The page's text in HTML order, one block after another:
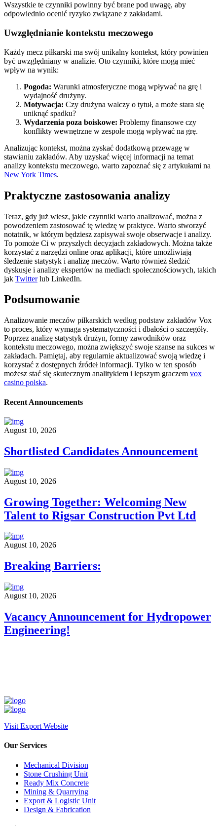
Wszystkie te czynniki powinny być brane pod uwagę, aby
odpowiednio ocenić ryzyko związane z zakładami.
Uwzględnianie kontekstu meczowego
Każdy mecz piłkarski ma swój unikalny kontekst, który powinien
być uwzględniany w analizie. Oto czynniki, które mogą mieć
wpływ na wynik:
Pogoda: Warunki atmosferyczne mogą wpływać na grę i
wydajność drużyny.
Motywacja: Czy drużyna walczy o tytuł, a może stara się
uniknąć spadku?
Wydarzenia poza boiskowe: Problemy finansowe czy
konflikty wewnętrzne w zespole mogą wpływać na grę.
Analizując kontekst, można zyskać dodatkową przewagę w
stawianiu zakładów. Aby uzyskać więcej informacji na temat
analizy kontekstu meczowego, warto zapoznać się z artykułami na
New York Times.
Praktyczne zastosowania analizy
Teraz, gdy już wiesz, jakie czynniki warto analizować, można z
powodzeniem zastosować tę wiedzę w praktyce. Warto stworzyć
notatnik, w którym będziesz zapisywał swoje obserwacje i analizy.
To pomoże Ci w przyszłych decyzjach zakładowych. Można także
korzystać z narzędzi online oraz aplikacji, które umożliwiają
śledzenie statystyk i analizę meczów. Warto również śledzić
dyskusje i analizy ekspertów na mediach społecznościowych, takich
jak Twitterlub LinkedIn.
Podsumowanie
Analizowanie meczów piłkarskich według podstaw zakładów Vox
to proces, który wymaga systematyczności i dbałości o szczegóły.
Poprzez analizę statystyk drużyn, formy zawodników oraz
kontekstu meczowego, można zwiększyć swoje szanse na sukces w
zakładach. Pamiętaj, aby regularnie aktualizować swoją wiedzę i
korzystać z dostępnych źródeł informacji. Tylko w ten sposób
możesz stać się skutecznym analitykiem i lepszym graczem vox
casino polska.
Recent Announcements
August 10, 2026
Shortlisted Candidates Announcement
August 10, 2026
Growing Together: Welcoming New
Talent to Rigsar Construction Pvt Ltd
August 10, 2026
Breaking Barriers:
August 10, 2026
Vacancy Announcement for Hydropower
Engineering!
Visit Export Website
Our Services
Mechanical Division
Stone Crushing Unit
Ready Mix Concrete
Mining & Quarrying
Export & Logistic Unit
Design & Fabrication